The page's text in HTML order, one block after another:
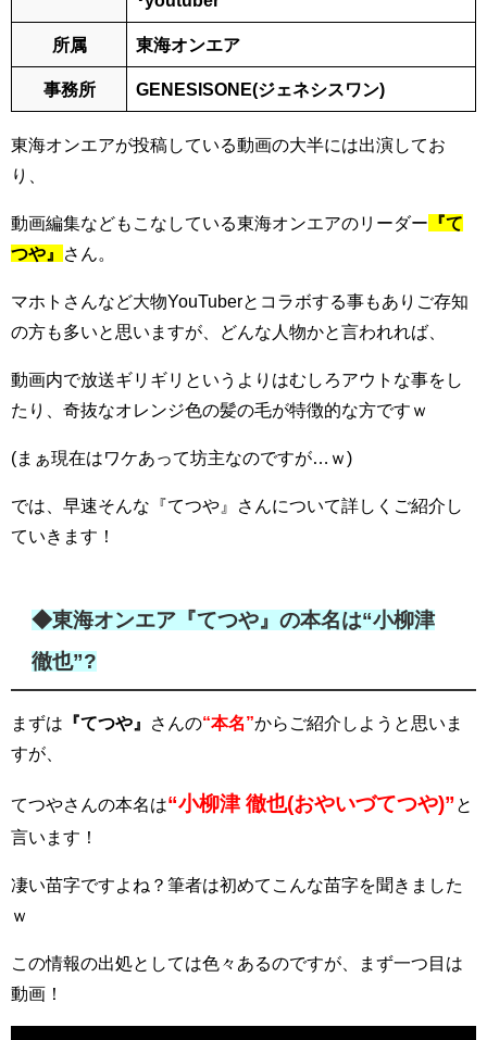
所属 東海オンエア
事務所 GENESISONE(ジェネシスワン)
東海オンエアが投稿している動画の大半には出演してお
り、
動画編集などもこなしている東海オンエアのリーダー 『て
つや』
さん。
マホトさんなど大物YouTuberとコラボする事もありご存知
の方も多いと思いますが、どんな人物かと言われれば、
動画内で放送ギリギリというよりはむしろアウトな事をし
たり、奇抜なオレンジ色の髪の毛が特徴的な方ですｗ
(まぁ現在はワケあって坊主なのですが…ｗ)
では、早速そんな『てつや』さんについて詳しくご紹介し
ていきます！
◆東海オンエア『てつや』の本名は“小柳津
徹也”?
まずは 『てつや』 さんの“本名”からご紹介しようと思いま
すが、
てつやさんの本名は“小柳津 徹也(おやいづてつや)” と
言います！
凄い苗字ですよね？筆者は初めてこんな苗字を聞きました
ｗ
この情報の出処としては色々あるのですが、まず一つ目は
動画！